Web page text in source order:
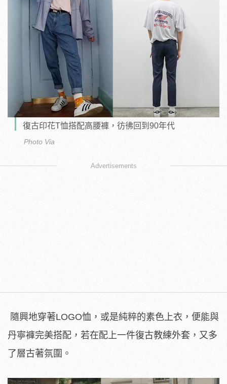
復古印花T恤搭配高腰褲，彷彿回到90年代
Photo Via
Advertisements
隨興地穿著LOGO恤，或是純粹的素色上衣，便能與
丹寧褲完美搭配，若在配上一件復古教練外套，又多
了層古著氛圍。